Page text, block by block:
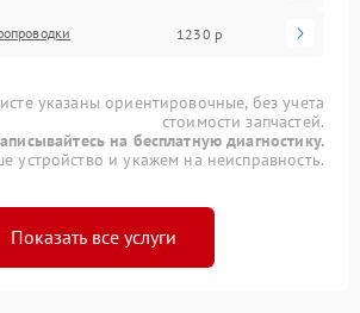
1230 р
указаны ориентировочные, без учета
стоимости запчастей.
на бесплатную диагностику.
устройство и укажем на неисправность.
Показать все услуги